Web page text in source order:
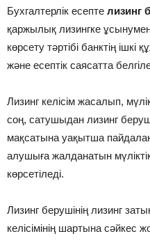
Бухгалтерлік есепте лизинг
қаржылық лизингке
көрсету тәртібі банктің
және есептік саясатта
Лизинг келісім жасалып,
соң, сатушыдан лизинг
мақсатына уақытша
алушыға жалданатын
көрсетіледі.
Лизинг берушінің лизинг
келісімінің шартына сәйкес